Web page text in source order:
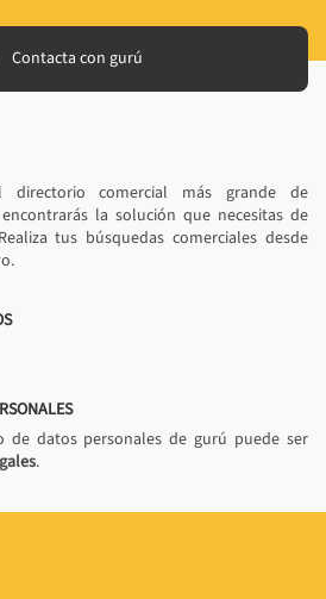
Contacta con gurú
directorio comercial más grande de
la solución que necesitas de
tus búsquedas comerciales desde
de datos personales de gurú puede ser
.